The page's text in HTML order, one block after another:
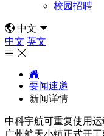
校园招聘
 中文 
中文 英文
 

要闻速递
新闻详情
中科宇航可重复使用
广州航天小镇正式开